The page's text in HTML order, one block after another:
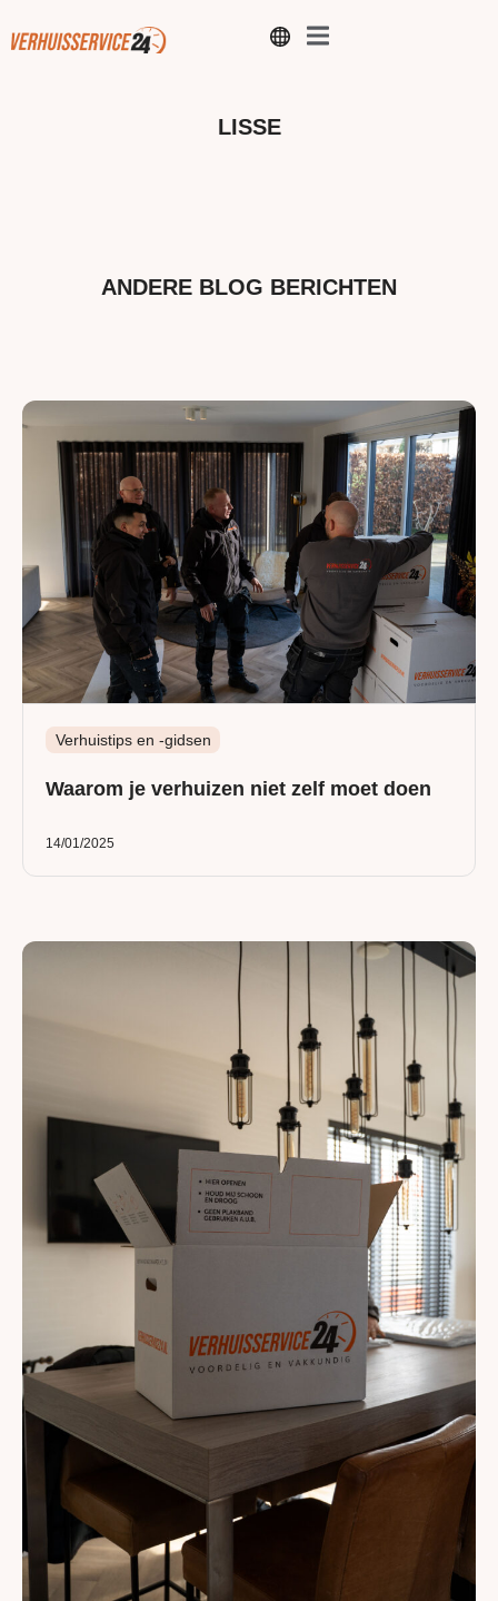
LISSE
ANDERE BLOG BERICHTEN
Verhuistips en -gidsen
Waarom je verhuizen niet zelf moet doen
14/01/2025